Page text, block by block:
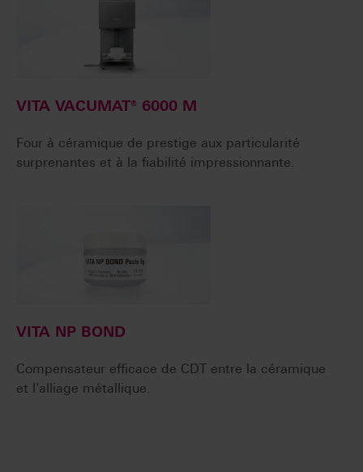
VITA VACUMAT® 6000 M
Four à céramique de prestige aux particularité
surprenantes et à la fiabilité impressionnante.
VITA NP BOND
Compensateur efficace de CDT entre la céramique
et l'alliage métallique.